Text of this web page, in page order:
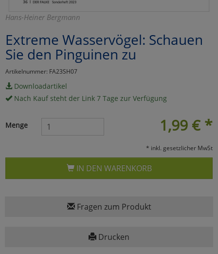
Hans-Heiner Bergmann
Extreme Wasservögel: Schauen
Sie den Pinguinen zu
Artikelnummer: FA23SH07
Downloadartikel
Nach Kauf steht der Link 7 Tage zur Verfügung
1,99 € *
Menge
* inkl. gesetzlicher MwSt
IN DEN WARENKORB
Fragen zum Produkt
Drucken
Marketing
Umfragetools
Cookies
Einstellungen speichern
zu Haupptseite